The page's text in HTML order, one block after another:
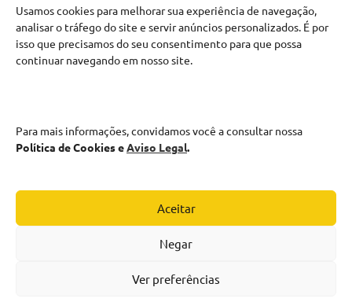
Usamos cookies para melhorar sua experiência de navegação,
analisar o tráfego do site e servir anúncios personalizados. É por
isso que precisamos do seu consentimento para que possa
continuar navegando em nosso site.
Para mais informações, convidamos você a consultar nossa
Política de Cookies eAviso Legal.
Aceitar
Negar
Ver preferências
Política de Cookies
Política de Privacidade
Termos de uso
PERFIL
Política de Cookies